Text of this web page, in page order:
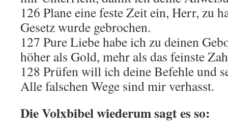
126 Plane eine feste Zeit ein, Herr, zu
Gesetz wurde gebrochen.
127 Pure Liebe habe ich zu deinen
höher als Gold, mehr als das feinste
128 Prüfen will ich deine Befehle und
Alle falschen Wege sind mir verhasst.
Die Volxbibel wiederum sagt es so: